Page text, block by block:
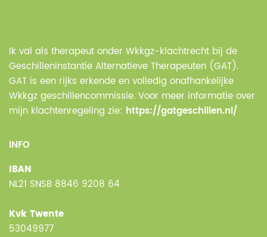
Ik val als therapeut onder Wkkgz-klachtrecht bij de
Geschilleninstantie Alternatieve Therapeuten (GAT).
GAT is een rijks erkende en volledig onafhankelijke
Wkkgz geschillencommissie. Voor meer informatie over
mijn klachtenregeling zie: https://gatgeschillen.nl/
INFO
IBAN
NL21 SNSB 8846 9208 64
Kvk Twente
53049977